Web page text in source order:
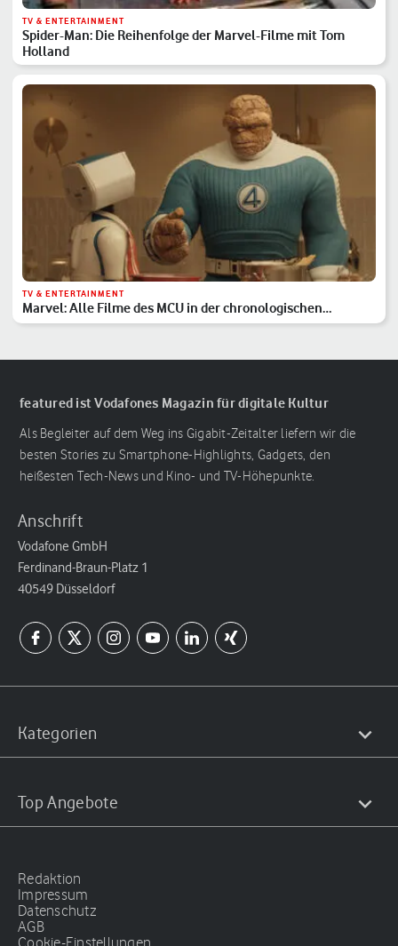
TV & ENTERTAINMENT
Spider-Man: Die Reihenfolge der Marvel-Filme mit Tom
Holland
TV & ENTERTAINMENT
Marvel: Alle Filme des MCU in der chronologischen
Reihenfolge
featured ist Vodafones Magazin für digitale Kultur
Als Begleiter auf dem Weg ins Gigabit-Zeitalter liefern wir die
besten Stories zu Smartphone-Highlights, Gadgets, den
heißesten Tech-News und Kino- und TV-Höhepunkte.
Anschrift
Vodafone GmbH
Ferdinand-Braun-Platz 1
40549 Düsseldorf
Kategorien
Top Angebote
Redaktion
Impressum
Datenschutz
AGB